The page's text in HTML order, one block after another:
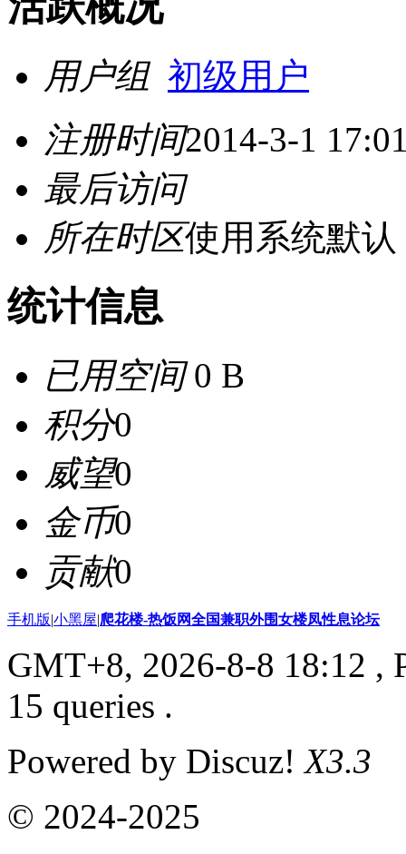
用户组 初级用户
注册时间2014-3-1
最后访问
所在时区使用系统默认
统计信息
已用空间0 B
积分0
威望0
金币0
贡献0
手机版|小黑屋|爬花楼-热饭网全国兼职外围女楼凤性息论坛
GMT+8, 2026-8-8 18:12 ,
15 queries .
Powered by Discuz!X3.3
© 2024-2025